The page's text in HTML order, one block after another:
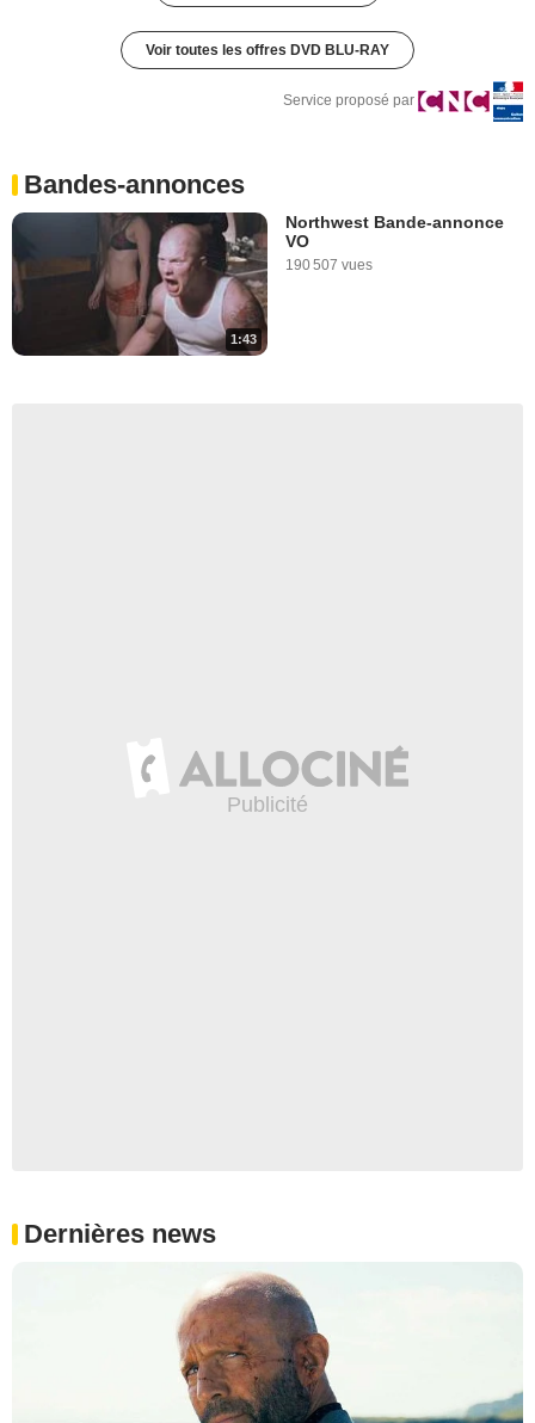
Voir toutes les offres DVD BLU-RAY
Service proposé par
Bandes-annonces
1:43
Northwest Bande-annonce
VO
190 507 vues
Dernières news